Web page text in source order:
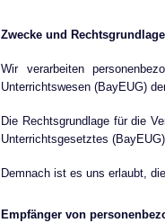
Zwecke und
Wir verarbeiten
Unterrichtswesen (BayEUG)
Die Rechtsgrundlage für die
Unterrichtsgesetztes
Demnach ist es uns erlaubt,
Empfänger von